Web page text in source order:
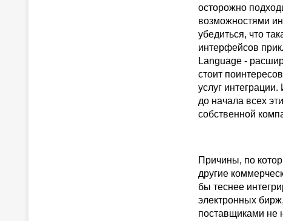
осторожно
возможностями
убедиться, что
интерфейсов
Language -
стоит
услуг
до начала всех
собственной
Причины, по
другие
бы теснее
электронных
поставщиками не